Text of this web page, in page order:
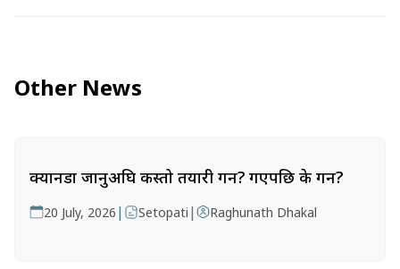
Other News
क्यानडा जानुअघि कस्तो तयारी गर्ने? गएपछि के गर्ने?
20 July, 2026 | Setopati | Raghunath Dhakal